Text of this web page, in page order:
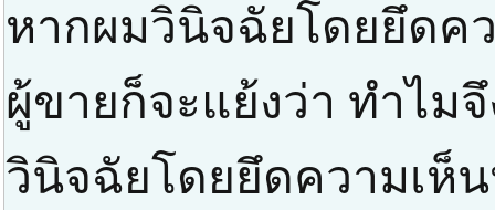
หากผมวินิจฉัยโดยยึดค
ผู้ขายก็จะแย้งว่า ทำไม
วินิจฉัยโดยยึดความเห็